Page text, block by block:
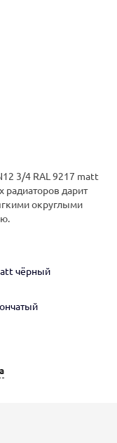
3/4 RAL 9217 matt
радиаторов дарит
округлыми
чёрный